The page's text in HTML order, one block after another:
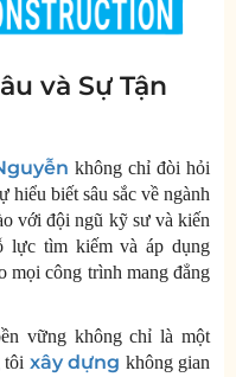
và Sự Tận
không chỉ đòi hỏi
hiểu biết sâu sắc về ngành
với đội ngũ kỹ sư và kiến
lực tìm kiếm và áp dụng
mọi công trình mang đẳng
vững không chỉ là một
tôi xây dựng không gian